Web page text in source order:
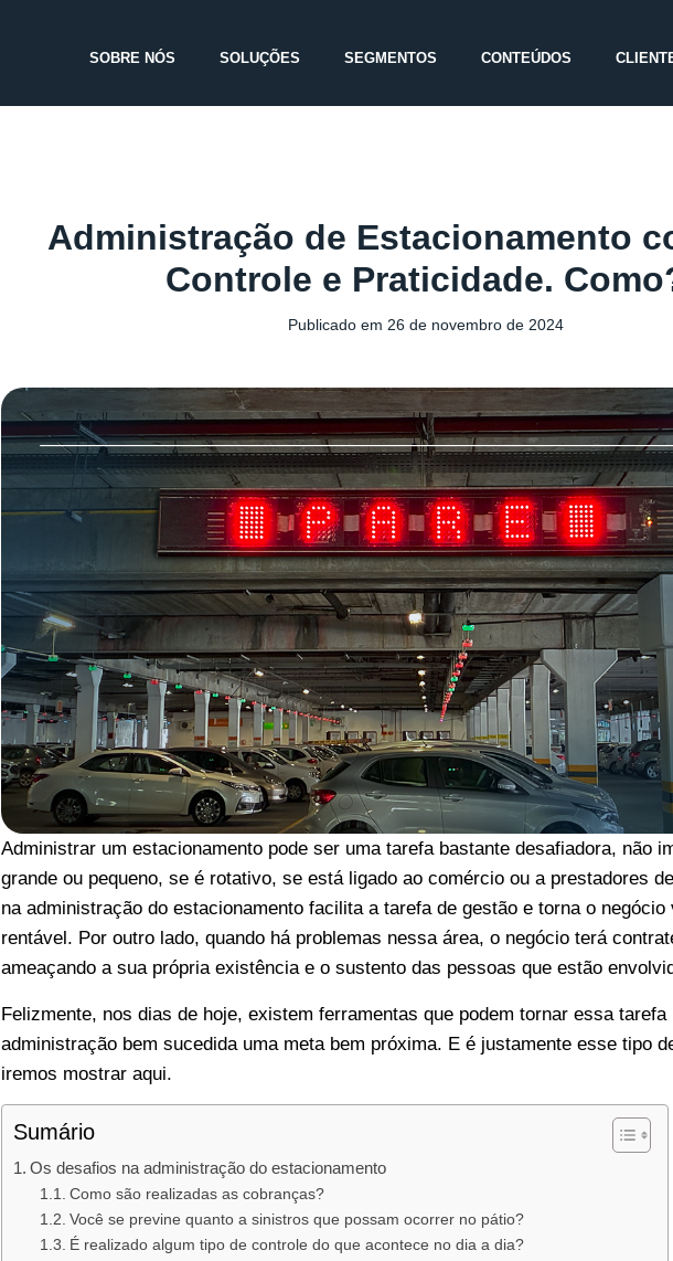
SOBRE NÓS SOLUÇÕES SEGMENTOS CONTEÚDOS
Administração de Estacionamento
Controle e Praticidade.
Publicado em 26 de novembro de 2024
Administrar um estacionamento pode ser uma tarefa bastante desafiadora, não
grande ou pequeno, se é rotativo, se está ligado ao comércio ou a prestadores
na administração do estacionamento facilita a tarefa de gestão e torna o negócio
rentável. Por outro lado, quando há problemas nessa área, o negócio terá
ameaçando a sua própria existência e o sustento das pessoas que estão
Felizmente, nos dias de hoje, existem ferramentas que podem tornar essa
administração bem sucedida uma meta bem próxima. E é justamente esse tipo
iremos mostrar aqui.
Sumário
Os desafios na administração do estacionamento
Como são realizadas as cobranças?
Você se previne quanto a sinistros que possam ocorrer no pátio?
É realizado algum tipo de controle do que acontece no dia a dia?